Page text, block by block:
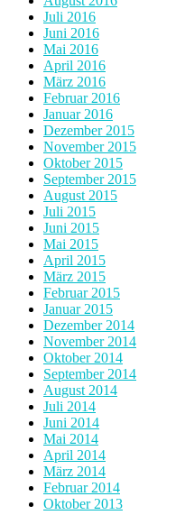
Juli 2016
Juni 2016
Mai 2016
April 2016
März 2016
Februar 2016
Januar 2016
Dezember 2015
November 2015
Oktober 2015
September 2015
August 2015
Juli 2015
Juni 2015
Mai 2015
April 2015
März 2015
Februar 2015
Januar 2015
Dezember 2014
November 2014
Oktober 2014
September 2014
August 2014
Juli 2014
Juni 2014
Mai 2014
April 2014
März 2014
Februar 2014
Oktober 2013